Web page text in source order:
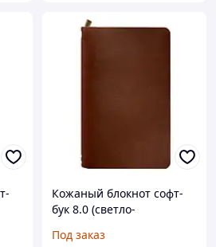
Кожаный блокнот софт-
бук 8.0 (светло-
Под заказ